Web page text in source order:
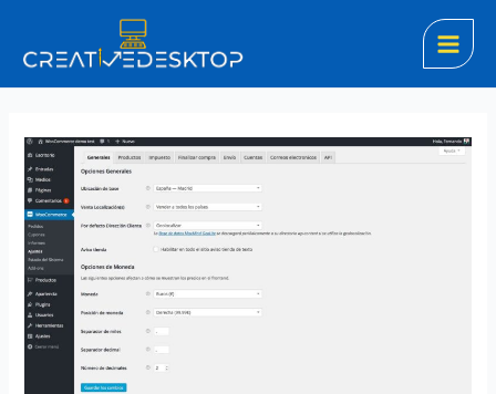
contenido
Main
Optimización
de
Velocidad
en
WordPress:
Cómo
Hacer
que